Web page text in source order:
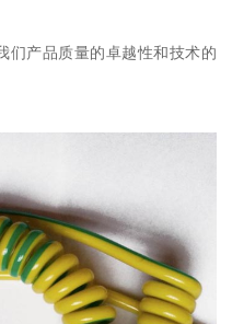
们产品质量的卓越性和技术的